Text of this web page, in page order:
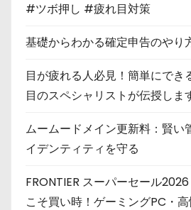
#ツボ押し #疲れ目対策
基礎からわかる確定申告のやり
目が疲れる人必見！簡単にでき
目のスペシャリストが伝授し
ムームードメイン更新料：賢い
イデンティティを守る
FRONTIER スーパーセール
こそ買い時！ゲーミングPC・